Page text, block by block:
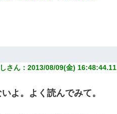
妻が「どこかで音漏れしてな
て…
さん ：2013/08/09(金) 16:48:44.11
よ。よく読んでみて。